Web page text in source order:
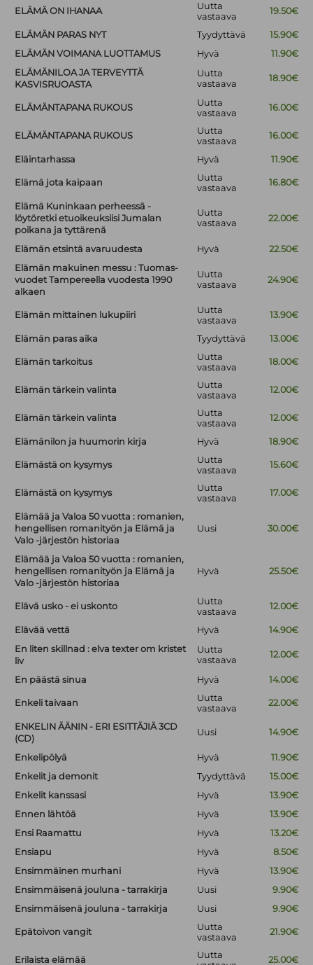
ELÄMÄ ON IHANAA
Uutta
vastaava
19.50€
ELÄMÄN PARAS NYT Tyydyttävä
15.90€
ELÄMÄN VOIMANA LUOTTAMUS
Hyvä
11.90€
ELÄMÄNILOA JA TERVEYTTÄ
KASVISRUOASTA
Uutta
vastaava
18.90€
ELÄMÄNTAPANA RUKOUS
Uutta
vastaava
16.00€
ELÄMÄNTAPANA RUKOUS
Uutta
vastaava
16.00€
Eläintarhassa Hyvä 11.90€
Elämä jota kaipaan
Uutta
vastaava
16.80€
Elämä Kuninkaan perheessä -
löytöretki etuoikeuksiisi Jumalan
poikana ja tyttärenä
Uutta
vastaava
22.00€
Elämän etsintä avaruudesta Hyvä
22.50€
Elämän makuinen messu : Tuomas-
vuodet Tampereella vuodesta 1990
alkaen
Uutta
vastaava
24.90€
Elämän mittainen lukupiiri
Uutta
vastaava
13.90€
Elämän paras aika Tyydyttävä 13.00€
Elämän tarkoitus
Uutta
vastaava
18.00€
Elämän tärkein valinta
Uutta
vastaava
12.00€
Elämän tärkein valinta
Uutta
vastaava
12.00€
Elämänilon ja huumorin kirja Hyvä 18.90€
Elämästä on kysymys
Uutta
vastaava
15.60€
Elämästä on kysymys
Uutta
vastaava
17.00€
Elämää ja Valoa 50 vuotta : romanien,
hengellisen romanityön ja Elämä ja
Valo -järjestön historiaa
Uusi 30.00€
Elämää ja Valoa 50 vuotta : romanien,
hengellisen romanityön ja Elämä ja
Valo -järjestön historiaa
Hyvä 25.50€
Elävä usko - ei uskonto
Uutta
vastaava
12.00€
Elävää vettä Hyvä
14.90€
En liten skillnad : elva texter om kristet
liv
Uutta
vastaava
12.00€
En päästä sinua Hyvä 14.00€
Enkeli taivaan
Uutta
vastaava
22.00€
ENKELIN ÄÄNIN - ERI ESITTÄJIÄ 3CD
(CD)
Uusi 14.90€
Enkelipölyä Hyvä
11.90€
Enkelit ja demonit
Tyydyttävä
15.00€
Enkelit kanssasi
Hyvä
13.90€
Ennen lähtöä
Hyvä
13.90€
Ensi Raamattu
Hyvä
13.20€
Ensiapu
Hyvä
8.50€
Ensimmäinen murhani
Hyvä
13.90€
Ensimmäisenä jouluna - tarrakirja
Uusi
9.90€
Ensimmäisenä jouluna - tarrakirja
Uusi 9.90€
Epätoivon vangit
Uutta
vastaava
21.90€
Erilaista elämää
Uutta
25.00€